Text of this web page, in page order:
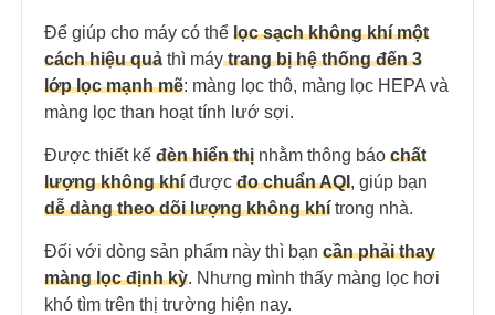
Để giúp cho máy có thể lọc sạch không khí một
cách hiệu quả thì máytrang bị hệ thống đến 3
lớp lọc mạnh mẽ: màng lọc thô, màng lọc HEPA và
màng lọc than hoạt tính lướ sợi.
Được thiết kế đèn hiển thị nhằm thông báo chất
lượng không khí được đo chuẩn AQI, giúp bạn
dễ dàng theo dõi lượng không khí trong nhà.
Đối với dòng sản phẩm này thì bạn cần phải thay
màng lọc định kỳ. Nhưng mình thấy màng lọc hơi
khó tìm trên thị trường hiện nay.